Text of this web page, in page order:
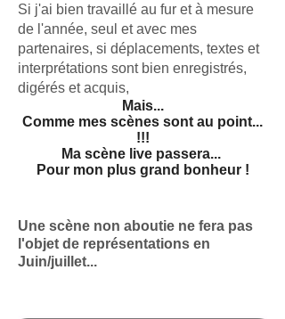
Si j'ai bien travaillé au fur et à mesure
de l'année, seul et avec mes
partenaires, si déplacements, textes et
interprétations sont bien enregistrés,
digérés et acquis,
Mais...
Comme mes scènes sont au point...
!!!
Ma scène live passera...
Pour mon plus grand bonheur !
Une scène non aboutie ne fera pas
l'objet de représentations en
Juin/juillet...